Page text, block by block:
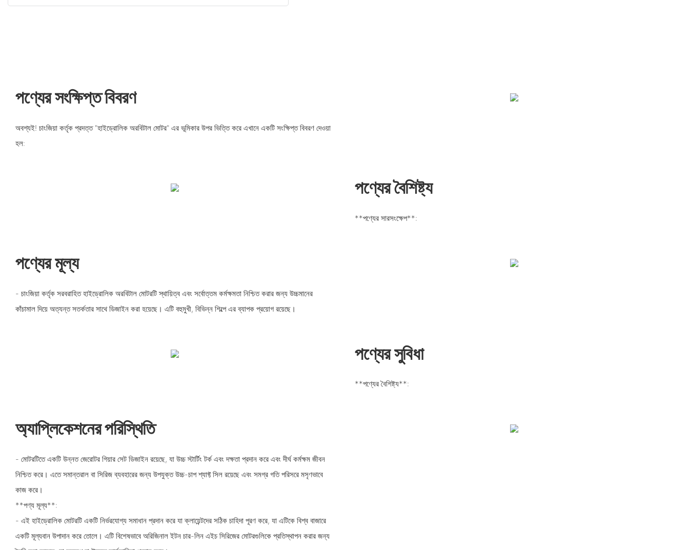
পণ্যের সংক্ষিপ্ত বিবরণ
অবশ্যই! চাংজিয়া কর্তৃক প্রদত্ত "হাইড্রোলিক অরবিটাল মোটর" এর ভূমিকার উপর ভিত্তি করে এখানে একটি সংক্ষিপ্ত বিবরণ দেওয়া
হল:
পণ্যের বৈশিষ্ট্য
**পণ্যের সারসংক্ষেপ**:
পণ্যের মূল্য
- চাংজিয়া কর্তৃক সরবরাহিত হাইড্রোলিক অরবিটাল মোটরটি স্থায়িত্ব এবং সর্বোত্তম কর্মক্ষমতা নিশ্চিত করার জন্য উচ্চমানের
কাঁচামাল দিয়ে অত্যন্ত সতর্কতার সাথে ডিজাইন করা হয়েছে। এটি বহুমুখী, বিভিন্ন শিল্পে এর ব্যাপক প্রয়োগ রয়েছে।
পণ্যের সুবিধা
**পণ্যের বৈশিষ্ট্য**:
অ্যাপ্লিকেশনের পরিস্থিতি
- মোটরটিতে একটি উন্নত জেরোটর গিয়ার সেট ডিজাইন রয়েছে, যা উচ্চ স্টার্টিং টর্ক এবং দক্ষতা প্রদান করে এবং দীর্ঘ কর্মক্ষম জীবন
নিশ্চিত করে। এতে সমান্তরাল বা সিরিজ ব্যবহারের জন্য উপযুক্ত উচ্চ-চাপ শ্যাফ্ট সিল রয়েছে এবং সমগ্র গতি পরিসরে মসৃণভাবে
কাজ করে।
**পণ্য মূল্য**:
- এই হাইড্রোলিক মোটরটি একটি নির্ভরযোগ্য সমাধান প্রদান করে যা ক্লায়েন্টদের সঠিক চাহিদা পূরণ করে, যা এটিকে বিশ্ব বাজারে
একটি মূল্যবান উপাদান করে তোলে। এটি বিশেষভাবে অরিজিনাল ইটন চার-লিন এইচ সিরিজের মোটরগুলিকে প্রতিস্থাপন করার জন্য